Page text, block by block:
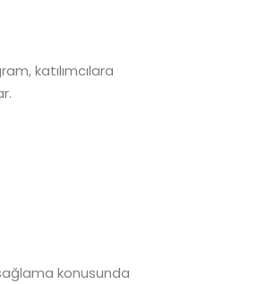
katılımcılara
konusunda